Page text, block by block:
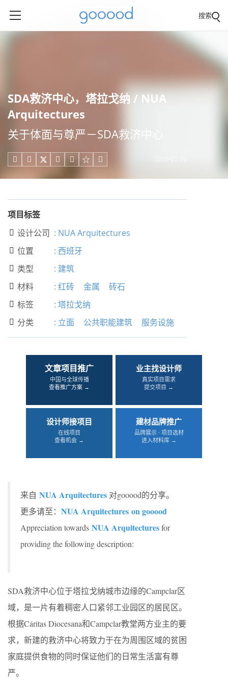
搜索
SDA救济中心，塔拉戈纳 / NUA
Arquitectures
关于体面与尊严－SDA救济中心
    
项目标签
 设计公司 : NUA Arquitectures
 位置 : 西班牙
 类型 : 建筑
 材料 : 红砖 金属 砖石
 标签 : 塔拉戈纳
 分类 : 立面 公共职能建筑 服务设施
文章项目推广
中国与全球传播
查看推广方案 →
业主找设计师
真实项目需求
提交项目 →
设计师接项目
在线项目
查看机会 →
建材品牌推广
品牌展示 · 项目选材
进入材料库 →
来自 NUA Arquitectures 对gooood的分享。
更多请至： NUA Arquitectures on gooood
Appreciation towards NUA Arquitecturesfor
providing the following description:
SDA救济中心位于塔拉戈纳城市边缘的Campclar区
域，是一片有着稠密人口紧邻工业园区的居民区。
根据Cáritas Diocesana和Campclar教堂两方业主的要
求，新建的救济中心将致力于在为周围区域的贫困
家庭提供食物的同时保证他们的日常生活富有尊
严。